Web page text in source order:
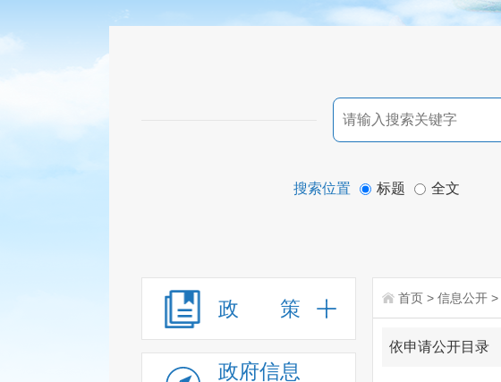
搜索位置 标题 全文
政 策
政府信息
首页 > 信息公开 >
依申请公开目录